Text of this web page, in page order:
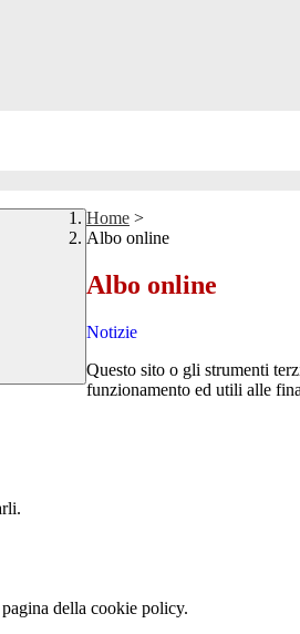
Home >
Albo online
Albo online
Notizie
Questo sito o gli strumenti
funzionamento ed utili alle
della cookie policy.